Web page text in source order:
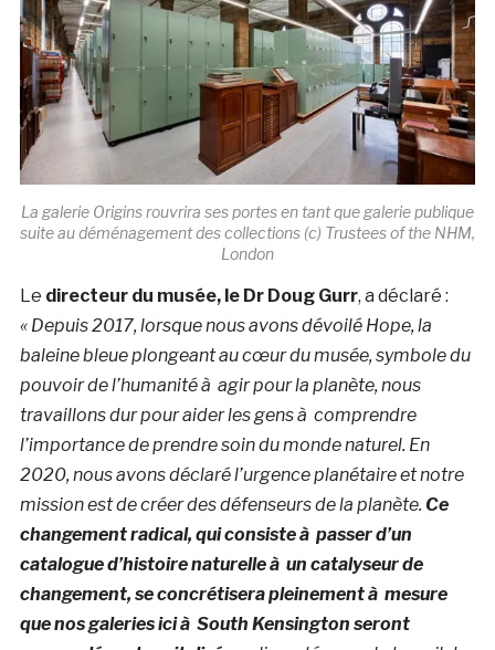
La galerie Origins rouvrira ses portes en tant que galerie publique
suite au déménagement des collections (c) Trustees of the NHM,
London
Le directeur du musée, le Dr Doug Gurr, a déclaré :
« Depuis 2017, lorsque nous avons dévoilé Hope, la
baleine bleue plongeant au cœur du musée, symbole du
pouvoir de l’humanité à agir pour la planète, nous
travaillons dur pour aider les gens à comprendre
l’importance de prendre soin du monde naturel. En
2020, nous avons déclaré l’urgence planétaire et notre
mission est de créer des défenseurs de la planète. Ce
changement radical, qui consiste à passer d’un
catalogue d’histoire naturelle à un catalyseur de
changement, se concrétisera pleinement à mesure
que nos galeries ici à South Kensington seront